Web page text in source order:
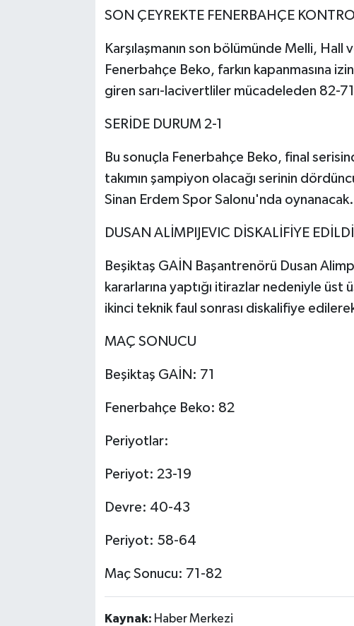
SON ÇEYREKTE FENERBAHÇE
Karşılaşmanın son bölümünde Melli,
Fenerbahçe Beko, farkın kapanmasına
giren sarı-lacivertliler mücadeleden 82-71
SERİDE DURUM 2-1
Bu sonuçla Fenerbahçe Beko, final
takımın şampiyon olacağı serinin
Sinan Erdem Spor Salonu'nda oynanacak.
DUSAN ALİMPIJEVIC DİSKALİFİYE EDİLDİ
Beşiktaş GAİN Başantrenörü Dusan
kararlarına yaptığı itirazlar nedeniyle üst
ikinci teknik faul sonrası diskalifiye
MAÇ SONUCU
Beşiktaş GAİN: 71
Fenerbahçe Beko: 82
Periyotlar:
Periyot: 23-19
Devre: 40-43
Periyot: 58-64
Maç Sonucu: 71-82
Kaynak: Haber Merkezi